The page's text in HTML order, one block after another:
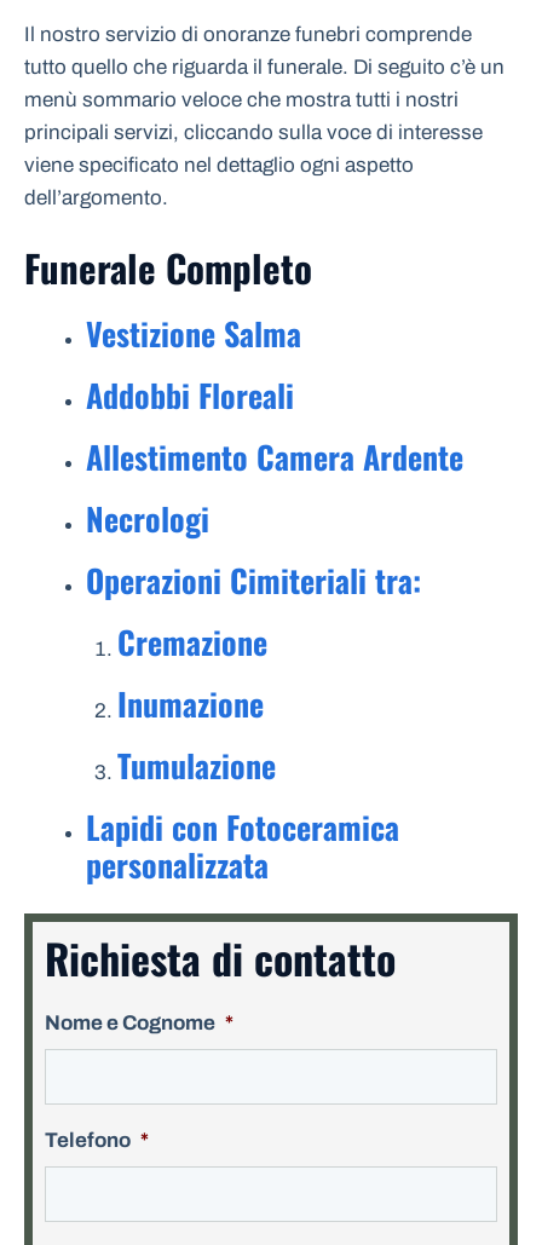
Il nostro servizio di onoranze funebri comprende
tutto quello che riguarda il funerale. Di seguito c’è un
menù sommario veloce che mostra tutti i nostri
principali servizi, cliccando sulla voce di interesse
viene specificato nel dettaglio ogni aspetto
dell’argomento.
Funerale Completo
Vestizione Salma
Addobbi Floreali
Allestimento Camera Ardente
Necrologi
Operazioni Cimiteriali tra:
Cremazione
Inumazione
Tumulazione
Lapidi con Fotoceramica
personalizzata
Richiesta di contatto
Nome e Cognome *
Telefono *